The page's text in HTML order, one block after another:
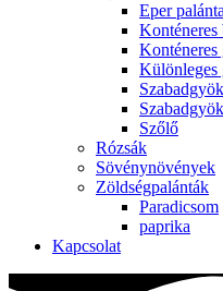
Eper palánta
Különleges
Szőlő
Rózsák
Sövénynövények
Zöldségpalánták
Paradicsom
paprika
Kapcsolat